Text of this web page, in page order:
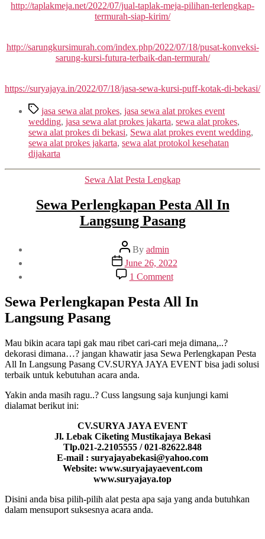
http://taplakmeja.net/2022/07/jual-taplak-meja-pilihan-terlengkap-
termurah-siap-kirim/
http://sarungkursimurah.com/index.php/2022/07/18/pusat-konveksi-
sarung-kursi-futura-terbaik-dan-termurah/
https://suryajaya.in/2022/07/18/jasa-sewa-kursi-puff-kotak-di-bekasi/
Tagsjasa sewa alat prokes, jasa sewa alat prokes event
wedding, jasa sewa alat prokes jakarta, sewa alat prokes,
sewa alat prokes di bekasi, Sewa alat prokes event wedding,
sewa alat prokes jakarta, sewa alat protokol kesehatan
dijakarta
Categories
Sewa Alat Pesta Lengkap
Sewa Perlengkapan Pesta All In
Langsung Pasang
Post
author
By admin
Post
date
June 26, 2022
1 Commenton
Sewa
Perlengkapan
Pesta
Pasang
Sewa Perlengkapan Pesta All In
Langsung Pasang
Mau bikin acara tapi gak mau ribet cari-cari meja dimana,..?
dekorasi dimana…? jangan khawatir jasa Sewa Perlengkapan Pesta
All In Langsung Pasang CV.SURYA JAYA EVENT bisa jadi solusi
terbaik untuk kebutuhan acara anda.
Yakin anda masih ragu..? Cuss langsung saja kunjungi kami
dialamat berikut ini:
CV.SURYA JAYA EVENT
Jl. Lebak Ciketing Mustikajaya Bekasi
Tlp.021-2.2105555 / 021-82622.848
E-mail : suryajayabekasi@yahoo.com
Website: www.suryajayaevent.com
www.suryajaya.top
Disini anda bisa pilih-pilih alat pesta apa saja yang anda butuhkan
dalam mensuport suksesnya acara anda.